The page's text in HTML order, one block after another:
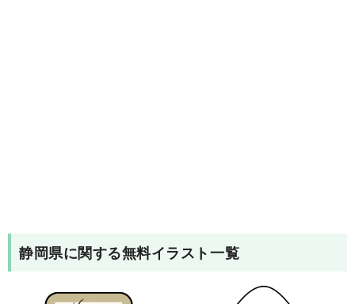
静岡県に関する無料イラスト一覧